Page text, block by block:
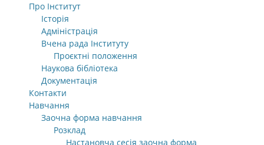
Про Інститут
Історія
Адміністрація
Вчена рада Інституту
Проєктні положення
Наукова бібліотека
Документація
Контакти
Навчання
Заочна форма навчання
Розклад
Настановча сесія заочна форма